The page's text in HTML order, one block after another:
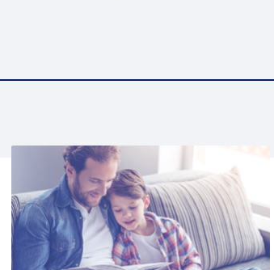
D’APPRENTISSAGE
ENSEIGNEMENT À LA MAISON
PLAINTES ET PROTECTEUR RÉGIONAL DE
L’ÉLÈVE
LIENS UTILES